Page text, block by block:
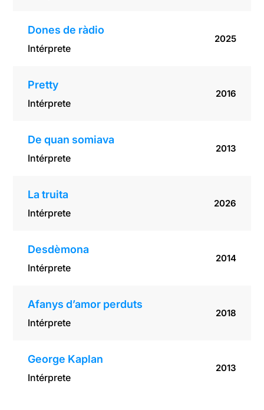
Dones de ràdio
Intérprete
2025
Pretty
Intérprete
2016
De quan somiava
Intérprete
2013
La truita
Intérprete
2026
Desdèmona
Intérprete
2014
Afanys d’amor perduts
Intérprete
2018
George Kaplan
Intérprete
2013